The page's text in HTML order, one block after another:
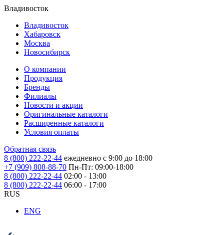
Владивосток
Владивосток
Хабаровск
Москва
Новосибирск
О компании
Продукция
Бренды
Филиалы
Новости и акции
Оригинальные каталоги
Расширенные каталоги
Условия оплаты
Обратная связь
8 (800) 222-22-44 ежедневно с 9:00 до 18:00
+7 (909) 808-88-70 Пн-Пт: 09:00-18:00
8 (800) 222-22-44 02:00 - 13:00
8 (800) 222-22-44 06:00 - 17:00
RUS
ENG